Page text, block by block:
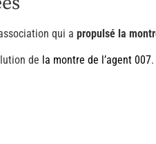
qui a propulsé la
de la montre de l’agent 007.